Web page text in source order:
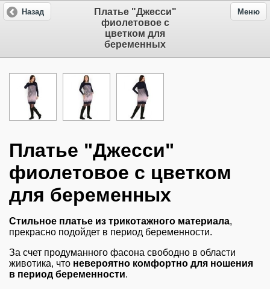
Платье "Джесси"
фиолетовое с
цветком для
беременных
Назад Меню
Платье "Джесси"
фиолетовое с цветком
для беременных
Стильное платье из трикотажного материала,
прекрасно подойдет в период беременности.
За счет продуманного фасона свободно в области
животика, что невероятно комфортно для ношения
в период беременности.